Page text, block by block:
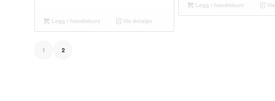
Legg i handlekurv Vis detaljer
Legg i handlekurv
1 2